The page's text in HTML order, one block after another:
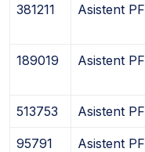
381211 Asistent PF
189019 Asistent PF
513753 Asistent PF
95791 Asistent PF